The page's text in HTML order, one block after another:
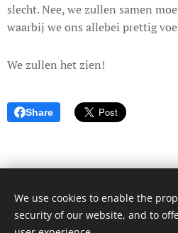
slecht. Nee, we zullen samen
waarbij we ons allebei prettig
We zullen het zien!
Share
© 2017 Dagboek van een
We use cookies to enable the
security of our website, and to